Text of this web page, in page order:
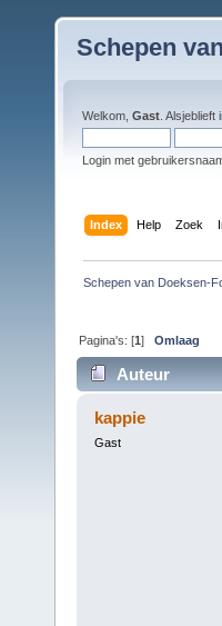
Schepen
Welkom, Gast . Alsjeblieft
Login met
Index Help Zoek
Schepen van Doeksen-
Pagina's: [1]Omlaag
Auteur
kappie
Gast